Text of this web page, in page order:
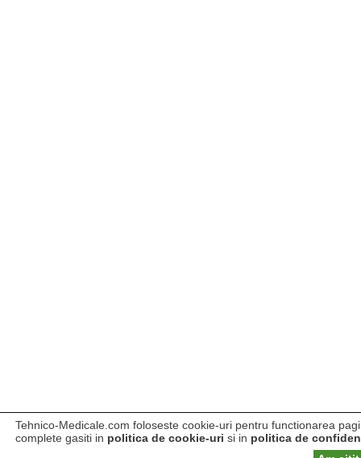
Tehnico-Medicale.com foloseste cookie-uri pentru functionarea
complete gasiti in politica de cookie-uri si in politica de